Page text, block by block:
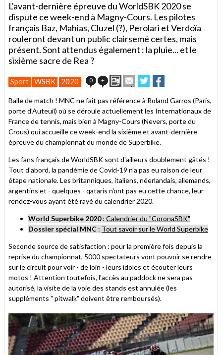
L'avant-dernière épreuve du WorldSBK 2020 se
dispute ce week-end à Magny-Cours. Les pilotes
français Baz, Mahias, Cluzel (?), Perolari et Verdoïa
rouleront devant un public clairsemé certes, mais
présent. Sont attendus également : la pluie... et le
sixième sacre de Rea ?
Sport WSBK 2020 0 + ImprimerEnvoyer
cet
à
un
ami
Partager
sur
sur
Balle de match ! MNC ne fait pas référence à Roland Garros (Paris,
porte d'Auteuil) où se déroule actuellement les Internationaux de
France de tennis, mais bien à Magny-Cours (Nevers, porte du
Crous) qui accueille ce week-end la sixième et avant-dernière
épreuve du championnat du monde de Superbike.
Les fans français de WorldSBK sont d'ailleurs doublement gâtés !
Tout d'abord, la pandémie de Covid-19 n'a pas eu raison de leur
étape nationale. Les britanniques, italiens, néerlandais, allemands,
argentins et - quelques - qataris n'ont pas eu cette chance, leur
rendez-vous ayant été rayé du calendrier 2020.
World Superbike 2020: Calendrier du "CoronaSBK"
Dossier spécial MNC : Tout savoir sur le World Superbike
Seconde source de satisfaction : pour la première fois depuis la
reprise du championnat, 5000 spectateurs vont pouvoir se rendre
sur le circuit pour voir - de loin - leurs idoles et écouter leurs
motos ! Attention toutefois, l'accès au paddock ne sera pas
autorisé, la visite de la voie des stands est annulée (les
suppléments " pitwalk" doivent être remboursés).